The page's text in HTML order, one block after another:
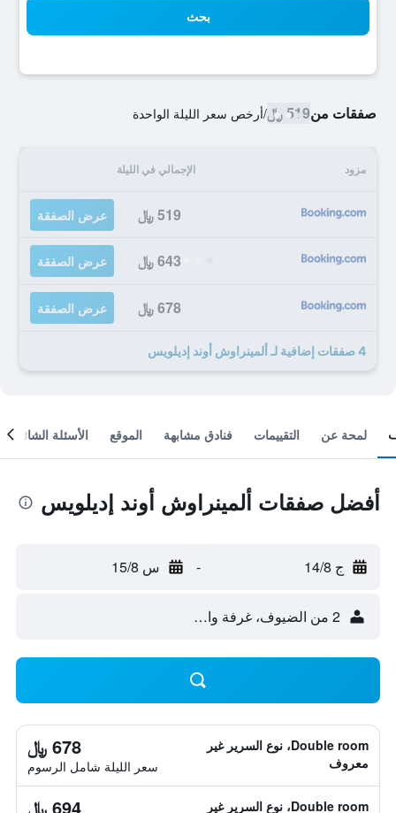
بحث
صفقات من519 ﷼ /أرخص سعر الليلة الواحدة
مزود الإجمالي في الليلة
519 ﷼ عرض الصفقة
643 ﷼ عرض الصفقة
678 ﷼ عرض الصفقة
4 صفقات إضافية لـ ألمينراوش أوند إديلويس
لمحة عن التقييمات فنادق مشابهة الموقع الأسئلة الشائعة
أفضل صفقات ألمينراوش أوند إديلويس
ج 14/8 - س 15/8
2 من الضيوف، غرفة واحدة
Double room، نوع السرير غير
معروف
678 ﷼
سعر الليلة شامل الرسوم
Double room، نوع السرير غير
694 ﷼